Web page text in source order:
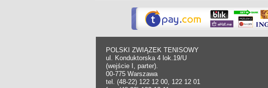
POLSKI ZWIĄZEK TENISOWY
ul. Konduktorska 4 lok.19/U
(wejście I, parter).
00-775 Warszawa
tel. (48-22) 122 12 00, 122 12 01